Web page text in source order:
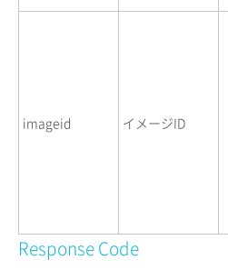
imageid イメージID
Response Code